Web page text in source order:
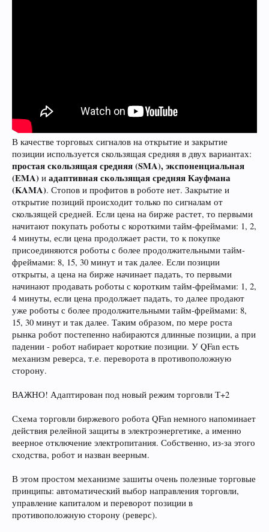
В качестве торговых сигналов на открытие и закрытие
позиции используется скользящая средняя в двух вариантах:
простая скользящая средняя (SMA), экспоненциальная
(EMA) и адаптивная скользящая средняя Кауфмана
(KAMA). Стопов и профитов в роботе нет. Закрытие и
открытие позиций происходит только по сигналам от
скользящей средней. Если цена на бирже растет, то первыми
начитают покупать роботы с короткими тайм-фреймами: 1, 2,
4 минуты, если цена продолжает расти, то к покупке
присоединяются роботы с более продолжительными тайм-
фреймами: 8, 15, 30 минут и так далее. Если позиции
открыты, а цена на бирже начинает падать, то первыми
начинают продавать роботы с коротким тайм-фреймами: 1, 2,
4 минуты, если цена продолжает падать, то далее продают
уже роботы с более продолжительными тайм-фреймами: 8,
15, 30 минут и так далее. Таким образом, по мере роста
рынка робот постепенно набираются длинные позиции, а при
падении - робот набирает короткие позиции. У QFan есть
механизм реверса, т.е. переворота в противоположную
сторону.
ВАЖНО! Адаптирован под новый режим торговли Т+2
Схема торговли биржевого робота QFan немного напоминает
действия релейной защиты в электроэнергетике, а именно
веерное отключение электропитания. Собственно, из-за этого
сходства, робот и назван веерным.
В этом простом механизме зашиты очень полезные торговые
принципы: автоматический выбор направления торговли,
управление капиталом и переворот позиции в
противоположную сторону (реверс).